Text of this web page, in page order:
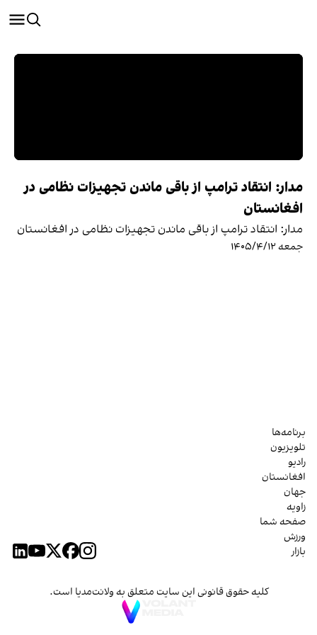
مدار: انتقاد ترامپ از باقی ماندن تجهیزات نظامی در
افغانستان
مدار: انتقاد ترامپ از باقی ماندن تجهیزات نظامی در افغانستان
جمعه ۱۴۰۵/۴/۱۲
برنامه‌ها
تلویزیون
رادیو
افغانستان
جهان
زاویه
صفحه شما
ورزش
بازار
کلیه حقوق قانونی این سایت متعلق به ولانت‌مدیا است.